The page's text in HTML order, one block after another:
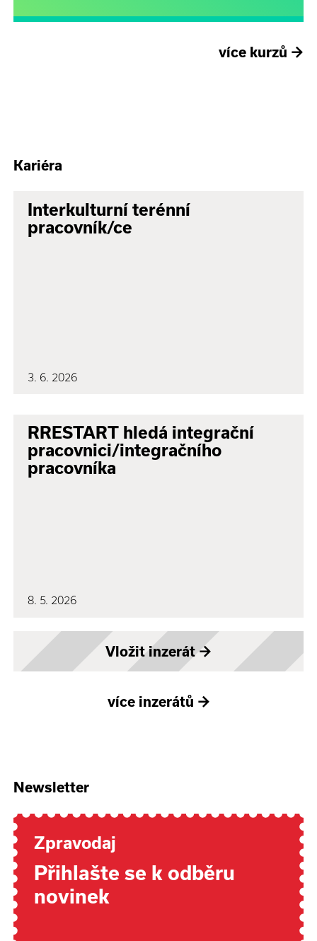
více kurzů →
Kariéra
Interkulturní terénní
pracovník/ce
3. 6. 2026
RRESTART hledá integrační
pracovnici/integračního
pracovníka
8. 5. 2026
Vložit inzerát→
více inzerátů →
Newsletter
Zpravodaj
Přihlašte se k odběru
novinek